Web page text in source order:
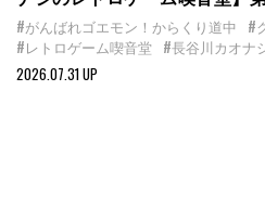
#がんばれゴエモン！からくり道中 #
#レトロゲーム喫音堂 #長谷川カオナ
2026.07.31 UP